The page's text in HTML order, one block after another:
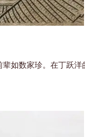
如数家珍。在丁跃